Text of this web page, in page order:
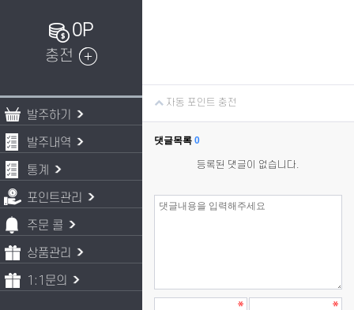
0P
충전
발주하기
발주내역
통계
포인트관리
주문 콜
상품관리
1:1문의
자동 포인트 충전
댓글목록 0
등록된 댓글이 없습니다.